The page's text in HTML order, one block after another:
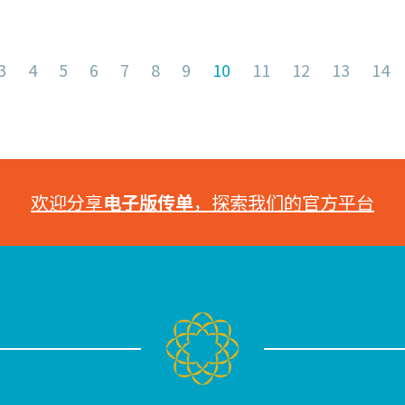
4 5 6 7 8 9 10 11 12 13 14
欢迎分享电子版传单，探索我们的官方平台